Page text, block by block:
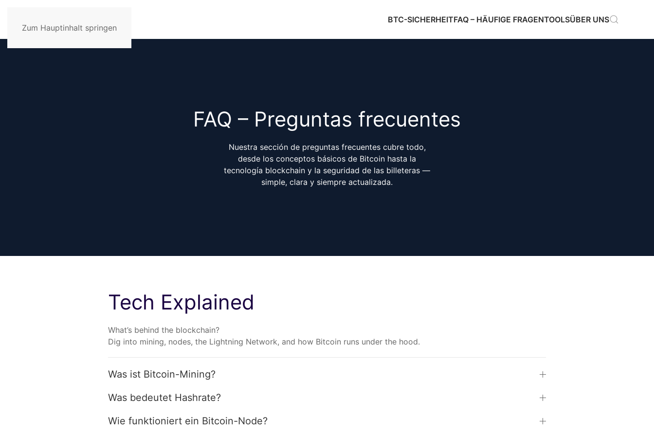
Zum Hauptinhalt springen
BTC-SICHERHEITFAQ – HÄUFIGE FRAGENTOOLSÜBER UNS
FAQ – Preguntas frecuentes
Nuestra sección de preguntas frecuentes cubre todo,
desde los conceptos básicos de Bitcoin hasta la
tecnología blockchain y la seguridad de las billeteras —
simple, clara y siempre actualizada.
Tech Explained
What’s behind the blockchain?
Dig into mining, nodes, the Lightning Network, and how Bitcoin runs under the hood.
Was ist Bitcoin-Mining?
Was bedeutet Hashrate?
Wie funktioniert ein Bitcoin-Node?